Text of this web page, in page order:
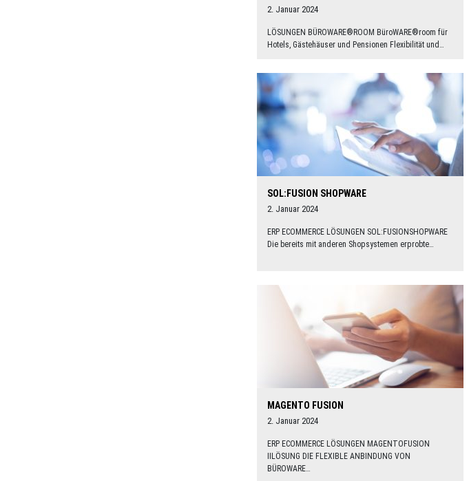
2. Januar 2024
LÖSUNGEN BÜROWARE®ROOM BüroWARE®room für
Hotels, Gästehäuser und Pensionen Flexibilität und…
SOL:FUSION SHOPWARE
2. Januar 2024
ERP ECOMMERCE LÖSUNGEN SOL:FUSIONSHOPWARE
Die bereits mit anderen Shopsystemen erprobte…
MAGENTO FUSION
2. Januar 2024
ERP ECOMMERCE LÖSUNGEN MAGENTOFUSION
IILÖSUNG DIE FLEXIBLE ANBINDUNG VON
BÜROWARE…